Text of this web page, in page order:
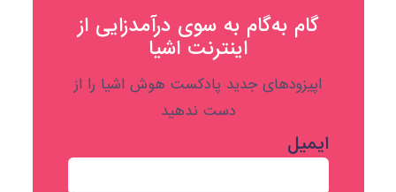
گام به‌گام به‌ سوی درآمدزایی از
اینترنت اشیا
اپیزودهای جدید پادکست هوش اشیا را از
دست ندهید
ایمیل